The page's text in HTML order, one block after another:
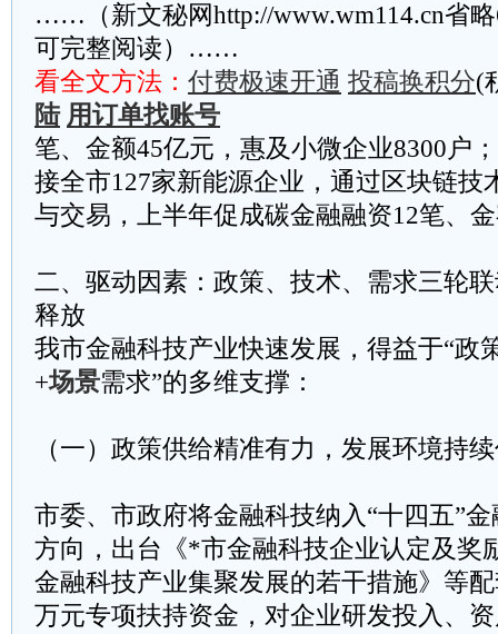
……（新文秘网http://www.wm114.cn省
可完整阅读）……
看全文方法： 付费极速开通 投稿换积分(
陆 用订单找账号
笔、金额45亿元，惠及小微企业8300户
接全市127家新能源企业，通过区块链技
与交易，上半年促成碳金融融资12笔、
二、驱动因素：政策、技术、需求三轮
释放
我市金融科技产业快速发展，得益于“政
+场景需求”的多维支撑：
（一）政策供给精准有力，发展环境持
市委、市政府将金融科技纳入“十四五”
方向，出台《*市金融科技企业认定及奖
金融科技产业集聚发展的若干措施》等
万元专项扶持资金，对企业研发投入、